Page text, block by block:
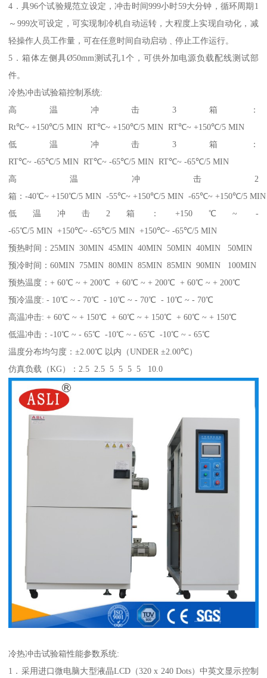
4．具96个试验规范立设定，冲击时间999小时59大分钟，循环周期1
～999次可设定，可实现制冷机自动运转，大程度上实现自动化，减
轻操作人员工作量，可在任意时间自动启动﹑停止工作运行。
5．箱体左侧具Ø50mm测试孔1个，可供外加电源负载配线测试部
件。
冷热冲击试验箱控制系统:
高温冲击3箱：
Rt℃~ +150℃/5 MIN RT℃~ +150℃/5 MIN RT℃~ +150℃/5 MIN
低温冲击3箱：
RT℃~ -65℃/5 MIN RT℃~ -65℃/5 MIN RT℃~ -65℃/5 MIN
高温冲击2
箱：-40℃~ +150℃/5 MIN -55℃~ +150℃/5 MIN -65℃~ +150℃/5 MIN
低温冲击2箱：+150℃~ -
-65℃/5 MIN +150℃~ -65℃/5 MIN +150℃~ -65℃/5 MIN
预热时间：25MIN 30MIN 45MIN 40MIN 50MIN 40MIN 50MIN
预冷时间：60MIN 75MIN 80MIN 85MIN 85MIN 90MIN 100MIN
预热温度：+ 60℃ ~ + 200℃ + 60℃ ~ + 200℃ + 60℃ ~ + 200℃
预冷温度: - 10℃ ~ - 70℃ - 10℃ ~ - 70℃ - 10℃ ~ - 70℃
高温冲击: + 60℃ ~ + 150℃ + 60℃ ~ + 150℃ + 60℃ ~ + 150℃
低温冲击：-10℃ ~ - 65℃ -10℃ ~ - 65℃ -10℃ ~ - 65℃
温度分布均匀度：±2.00℃ 以内（UNDER ±2.00℃）
仿真负载（KG）：2.5 2.5 5 5 5 5 10.0
冷热冲击试验箱性能参数系统:
1．采用进口微电脑大型液晶LCD（320 x 240 Dots）中英文显示控制